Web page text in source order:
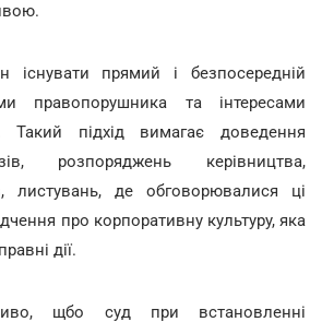
існувати прямий і безпосередній
правопорушника та інтересами
Такий підхід вимагає доведення
розпоряджень керівництва,
листувань, де обговорювалися ці
про корпоративну культуру, яка
дії.
щбо суд при встановленні